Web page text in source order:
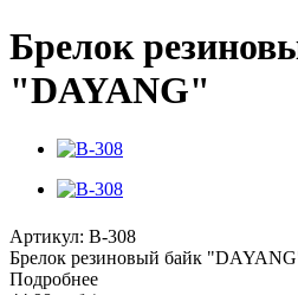
Брелок
"DAYANG"
Артикул: B-308
Брелок резиновый байк
Подробнее